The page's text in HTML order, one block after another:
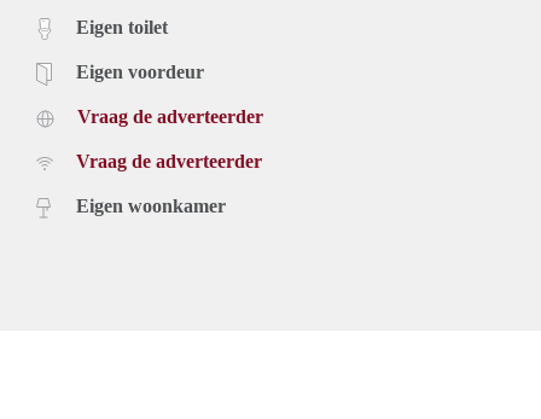
Eigen toilet
Eigen voordeur
Vraag de adverteerder
Vraag de adverteerder
Eigen woonkamer